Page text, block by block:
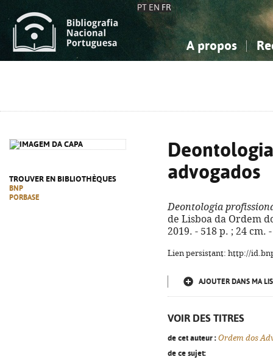
PT EN FR
A propos
TROUVER EN BIBLIOTHÈQUES
BNP
PORBASE
advogados
Deontologia
de Lisboa da Ordem
2019. - 518 p. ; 24 cm.
Lien persistant: http://
AJOUTER DANS MA
VOIR DES TITRES
de cet auteur : Ordem dos
de ce sujet: